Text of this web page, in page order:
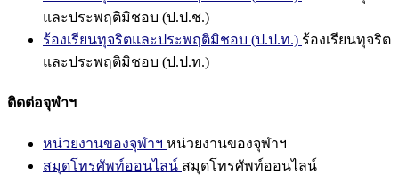
และประพฤติมิชอบ (ป.ป.ช.)
ร้องเรียนทุจริตและประพฤติมิชอบ (ป.ป.ท.) ร้องเรียนทุจริต
และประพฤติมิชอบ (ป.ป.ท.)
ติดต่อจุฬาฯ
หน่วยงานของจุฬาฯ หน่วยงานของจุฬาฯ
สมุดโทรศัพท์ออนไลน์ สมุดโทรศัพท์ออนไลน์